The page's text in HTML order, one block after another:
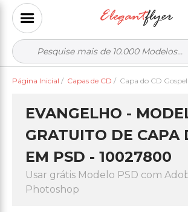
Página Inicial / Capas de CD / Capa do CD Gospel
EVANGELHO -
GRATUITO DE CAPA
EM PSD - 10027800
Usar grátis Modelo PSD com
Photoshop